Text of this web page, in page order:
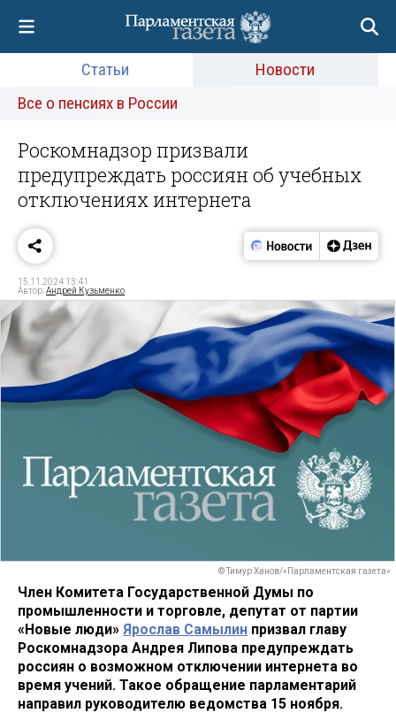
Статьи
Новости
Все о пенсиях в России
Роскомнадзор призвали
предупреждать россиян об учебных
отключениях интернета
15.11.2024 13:41
Автор:Андрей Кузьменко
© Тимур Ханов/«Парламентская газета»
Член Комитета Государственной Думы по
промышленности и торговле, депутат от партии
«Новые люди» Ярослав Самылин призвал главу
Роскомнадзора Андрея Липова предупреждать
россиян о возможном отключении интернета во
время учений. Такое обращение парламентарий
направил руководителю ведомства 15 ноября.